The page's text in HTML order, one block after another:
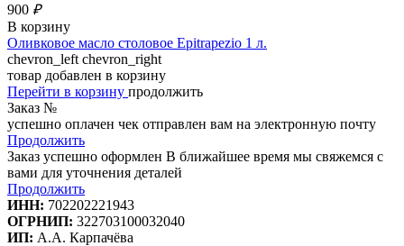
900 ₽
В корзину
Оливковое масло столовое Epitrapezio 1 л.
chevron_left chevron_right
товар добавлен в корзину
Перейти в корзину продолжить
Заказ №
успешно оплачен чек отправлен вам на электронную почту
Продолжить
Заказ успешно оформлен В ближайшее время мы свяжемся с
вами для уточнения деталей
Продолжить
ИНН: 702202221943
ОГРНИП: 322703100032040
ИП: А.А. Карпачёва